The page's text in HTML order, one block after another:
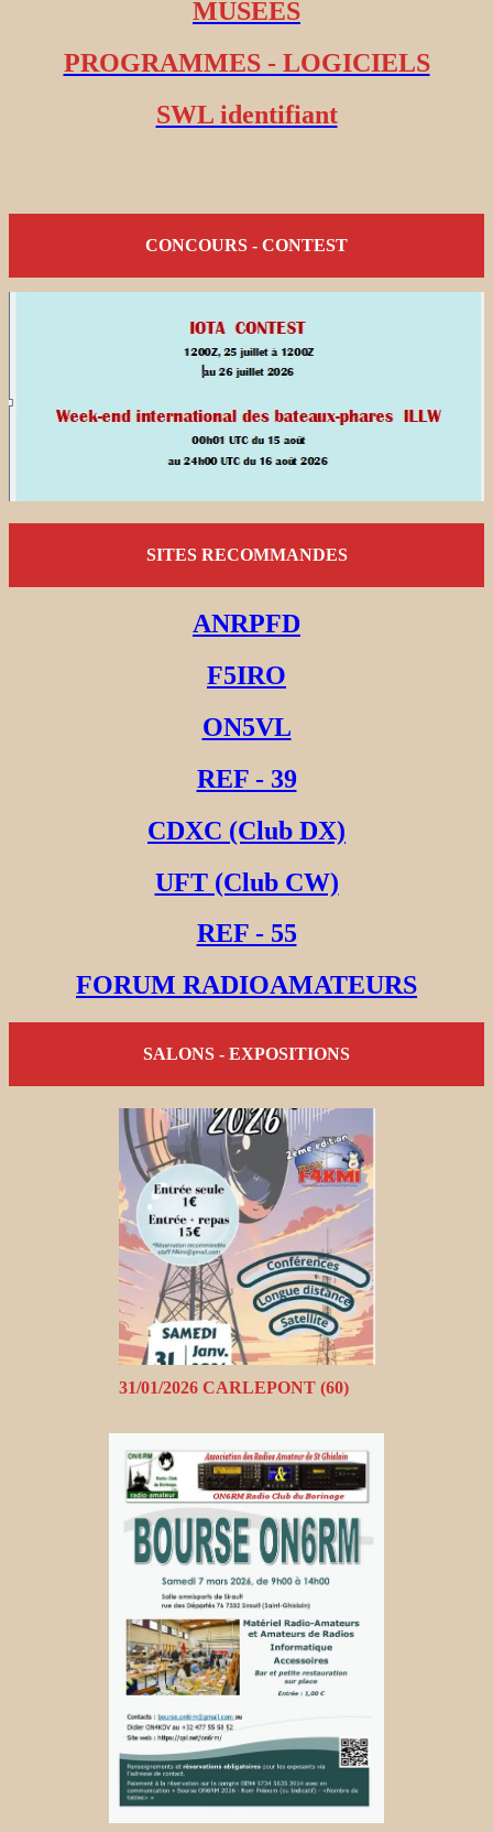
MUSEES
PROGRAMMES - LOGICIELS
SWL identifiant
CONCOURS - CONTEST
SITES RECOMMANDES
ANRPFD
F5IRO
ON5VL
REF - 39
CDXC (Club DX)
UFT (Club CW)
REF - 55
FORUM RADIOAMATEURS
SALONS - EXPOSITIONS
31/01/2026 CARLEPONT (60)